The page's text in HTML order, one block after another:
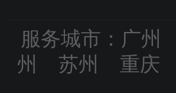
服务城市：
州 苏州 重